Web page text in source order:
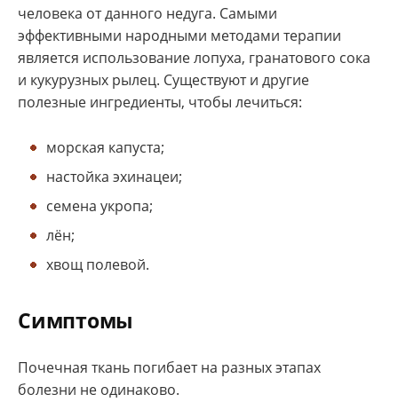
человека от данного недуга. Самыми
эффективными народными методами терапии
является использование лопуха, гранатового сока
и кукурузных рылец. Существуют и другие
полезные ингредиенты, чтобы лечиться:
морская капуста;
настойка эхинацеи;
семена укропа;
лён;
хвощ полевой.
Симптомы
Почечная ткань погибает на разных этапах
болезни не одинаково.